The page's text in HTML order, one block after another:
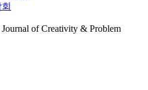
of Creativity & Problem